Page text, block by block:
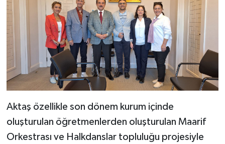
Aktaş özellikle son dönem kurum içinde
oluşturulan öğretmenlerden oluşturulan Maarif
Orkestrası ve Halkdanslar topluluğu projesiyle